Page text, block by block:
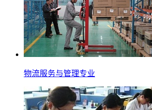
物流服务与管理专业